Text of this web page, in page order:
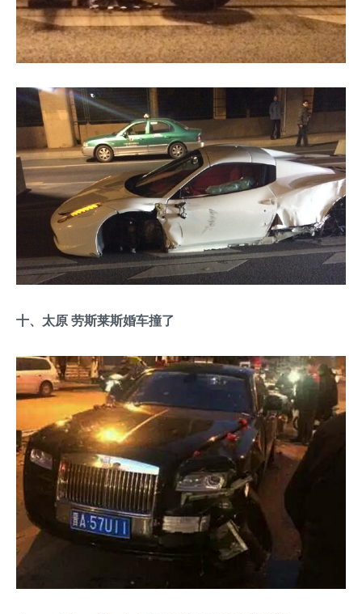
十、太原 劳斯莱斯婚车撞了